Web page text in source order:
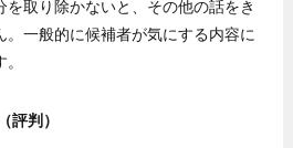
を取り除かないと、その他の話をき
。一般的に候補者が気にする内容に
評判）